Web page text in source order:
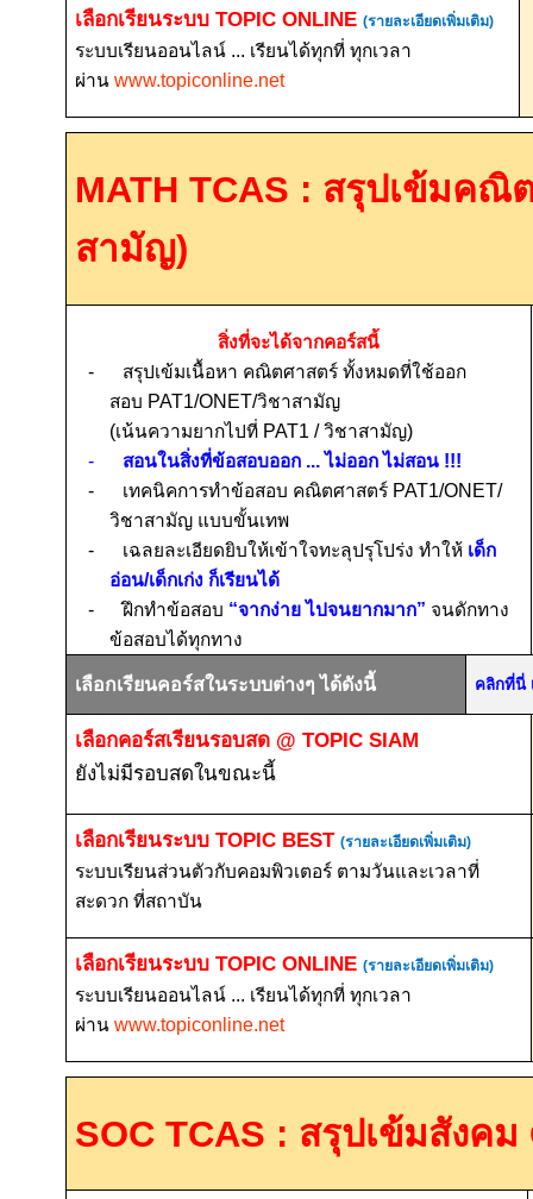
เลือกเรียนระบบTOPIC ONLINE (รายละเอียดเพิ่มเติม)
ระบบเรียนออนไลน์ ... เรียนได้ทุกที่ ทุกเวลา
ผ่านwww.topiconline.net
MATH TCAS : สรุปเข้มคณิ
สามัญ)
สิ่งที่จะได้จากคอร์สนี้
-
สรุปเข้มเนื้อหา คณิตศาสตร์ ทั้งหมดที่ใช้ออก
สอบ PAT1/ONET/วิชาสามัญ
(เน้นความยากไปที่ PAT1 /วิชาสามัญ)
-
สอนในสิ่งที่ข้อสอบออก ... ไม่ออก ไม่สอน !!!
-
เทคนิคการทำข้อสอบ คณิตศาสตร์ PAT1/ONET/
วิชาสามัญ แบบขั้นเทพ
-
เฉลยละเอียดยิบให้เข้าใจทะลุปรุโปร่ง ทำให้ เด็ก
อ่อน/เด็กเก่ง ก็เรียนได้
-
ฝึกทำข้อสอบ “จากง่าย ไปจนยากมาก” จนดักทาง
ข้อสอบได้ทุกทาง
เลือกเรียนคอร์สในระบบต่างๆ ได้ดังนี้ คลิกที่นี่
เลือกคอร์สเรียนรอบสด @ TOPIC SIAM
ยังไม่มีรอบสดในขณะนี้
เลือกเรียนระบบTOPIC BEST (รายละเอียดเพิ่มเติม)
ระบบเรียนส่วนตัวกับคอมพิวเตอร์ ตามวันและเวลาที่
สะดวก ที่สถาบัน
เลือกเรียนระบบTOPIC ONLINE (รายละเอียดเพิ่มเติม)
ระบบเรียนออนไลน์ ... เรียนได้ทุกที่ ทุกเวลา
ผ่านwww.topiconline.net
SOC TCAS : สรุปเข้มสังคม